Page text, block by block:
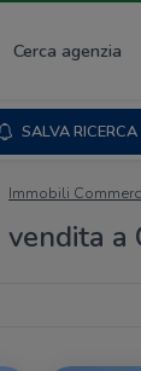
Cerca agenzia
SALVA RICERCA
Immobili
a